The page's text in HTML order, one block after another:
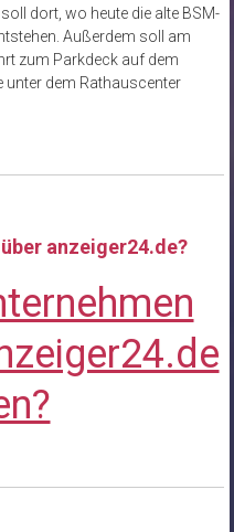
dort, wo heute die alte BSM-
Außerdem soll am
zum Parkdeck auf dem
unter dem Rathauscenter
anzeiger24.de?